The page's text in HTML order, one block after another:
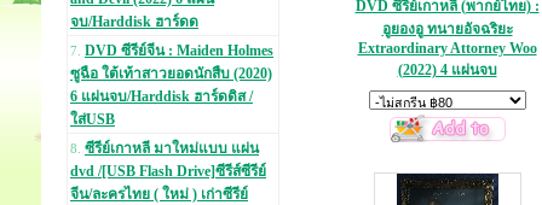
จบ/Harddisk ฮาร์ดด
7. DVD ซีรีย์จีน : Maiden Holmes
ซูฉือ ใต้เท้าสาวยอดนักสืบ (2020)
6 แผ่นจบ/Harddisk ฮาร์ดดิส /
ใส่USB
8. ซีรีย์เกาหลี มาใหม่แบบ แผ่น
dvd /[USB Flash Drive]ซีรีส์ซีรีย์
จีน/ละครไทย ( ใหม่ ) เก่าซีรีย์
DVD ซีรีย์เกาหลี (พากย์ไทย) :
อูยองอู ทนายอัจฉริยะ
Extraordinary Attorney Woo
(2022) 4 แผ่นจบ